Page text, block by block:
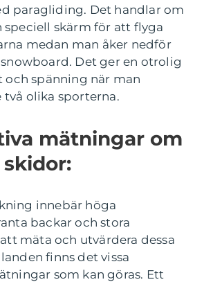
paragliding. Det handlar om
speciell skärm för att flyga
medan man åker nedför
Det ger en otrolig
och spänning när man
olika sporterna.
mätningar om
innebär höga
backar och stora
mäta och utvärdera dessa
finns det vissa
som kan göras. Ett